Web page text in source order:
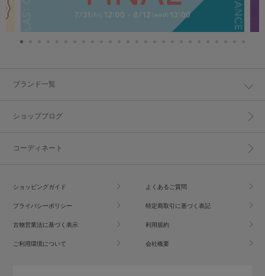
ブランド一覧
ショップブログ
コーディネート
ショッピングガイド よくあるご質問
プライバシーポリシー 特定商取引に基づく表記
古物営業法に基づく表示 利用規約
ご利用環境について 会社概要